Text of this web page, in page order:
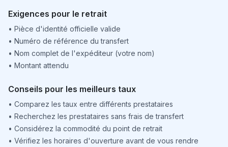
Exigences pour le retrait
• Pièce d'identité officielle valide
• Numéro de référence du transfert
• Nom complet de l'expéditeur (votre nom)
• Montant attendu
Conseils pour les meilleurs taux
• Comparez les taux entre différents prestataires
• Recherchez les prestataires sans frais de transfert
• Considérez la commodité du point de retrait
• Vérifiez les horaires d'ouverture avant de vous rendre